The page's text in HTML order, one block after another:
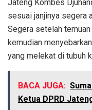
Jateng Kombes
sesuai janjinya segera
Segera setelah
kemudian
yang melekat di tubuh
BACA JUGA:
Ketua DPRD